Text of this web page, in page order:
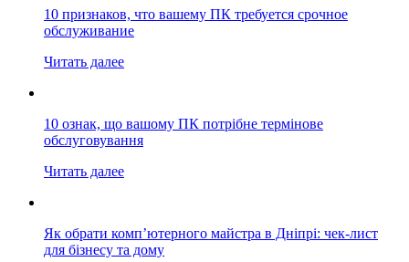
10 признаков, что вашему ПК требуется срочное
обслуживание
Читать далее
10 ознак, що вашому ПК потрібне термінове
обслуговування
Читать далее
Як обрати комп’ютерного майстра в Дніпрі: чек-лист
для бізнесу та дому